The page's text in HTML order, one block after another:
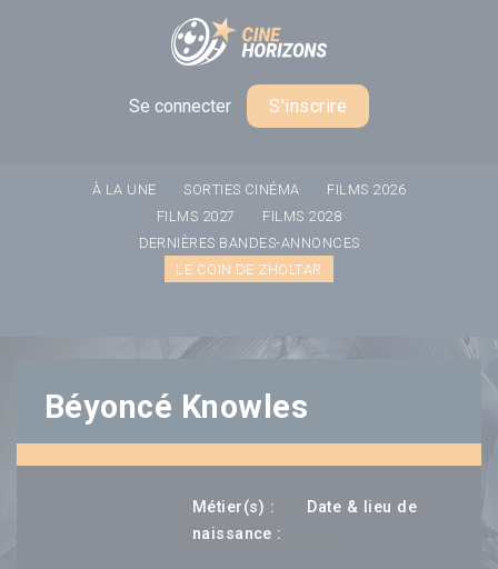
Se connecter S'inscrire
À LA UNE SORTIES CINÉMA
FILMS 2026
FILMS 2027
FILMS 2028
DERNIÈRES BANDES-ANNONCES
LE COIN DE ZHOLTAR
Béyoncé Knowles
Métier(s) :
Date & lieu de
naissance :
Panneau de gestion des cookies